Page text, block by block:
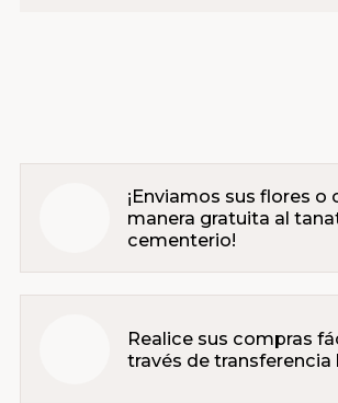
¡Enviamos sus flores o
manera gratuita al
cementerio!
Realice sus compras
través de transferencia